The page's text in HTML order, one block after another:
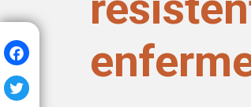
Facebook
Twitter